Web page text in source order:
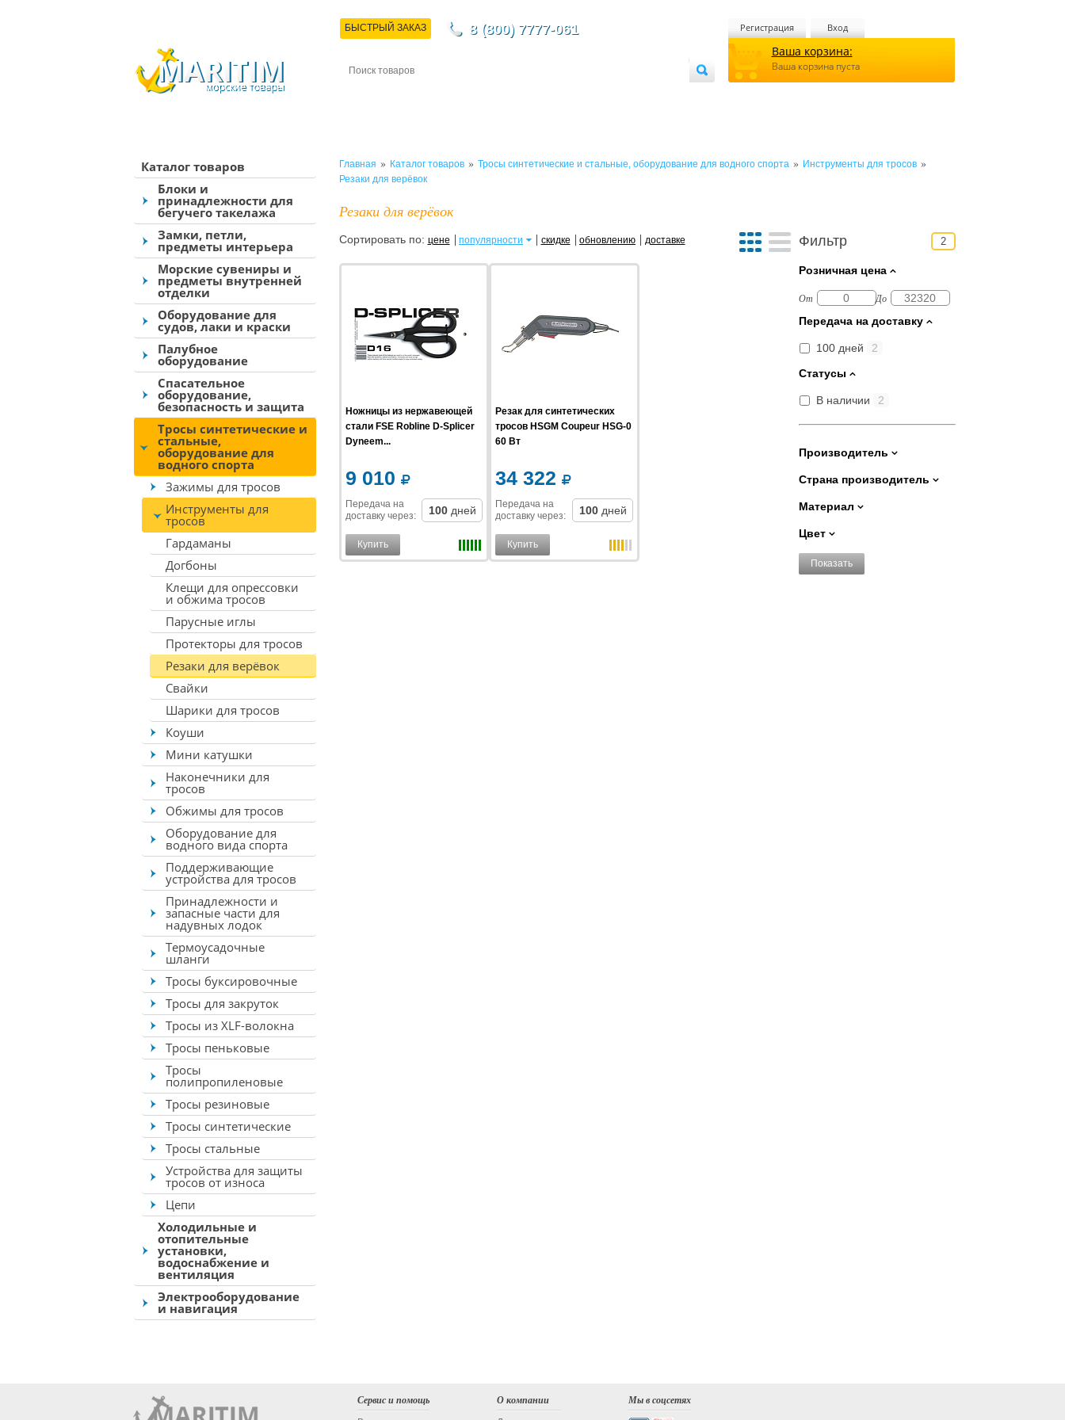
Регистрация Вход
Ваша корзина:
Ваша корзина пуста
БЫСТРЫЙ ЗАКАЗ 8 (800) 7777-061
Каталог товаров
Блоки и
принадлежности для
бегучего такелажа
Замки, петли,
предметы интерьера
Морские сувениры и
предметы внутренней
отделки
Оборудование для
судов, лаки и краски
Палубное
оборудование
Спасательное
оборудование,
безопасность и защита
Тросы синтетические и
стальные,
оборудование для
водного спорта
Зажимы для тросов
Инструменты для
тросов
Гардаманы
Догбоны
Клещи для опрессовки
и обжима тросов
Парусные иглы
Протекторы для тросов
Резаки для верёвок
Свайки
Шарики для тросов
Коуши
Мини катушки
Наконечники для
тросов
Обжимы для тросов
Оборудование для
водного вида спорта
Поддерживающие
устройства для тросов
Принадлежности и
запасные части для
надувных лодок
Термоусадочные
шланги
Тросы буксировочные
Тросы для закруток
Тросы из XLF-волокна
Тросы пеньковые
Тросы
полипропиленовые
Тросы резиновые
Тросы синтетические
Тросы стальные
Устройства для защиты
тросов от износа
Цепи
Холодильные и
отопительные
установки,
водоснабжение и
вентиляция
Электрооборудование
и навигация
Главная » Каталог товаров» Тросы синтетические и стальные, оборудование для водного спорта» Инструменты для тросов»
Резаки для верёвок
Резаки для верёвок
Фильтр 2
Розничная цена
От До
Передача на доставку
100 дней
2
Статусы
В наличии 2
Производитель
Страна производитель
Материал
Цвет
Показать
Сортировать по: цене популярности скидке обновлению доставке
Ножницы из нержавеющей
стали FSE Robline D-Splicer
Dyneem...
9 010
Передача на
доставкучерез: 100 дней
Купить
Резак для синтетических
тросов HSGM Coupeur HSG-0
60 Вт
34 322
Передача на
доставку через: 100 дней
Купить
Сервис и помощь О компании Мы в соцсетях